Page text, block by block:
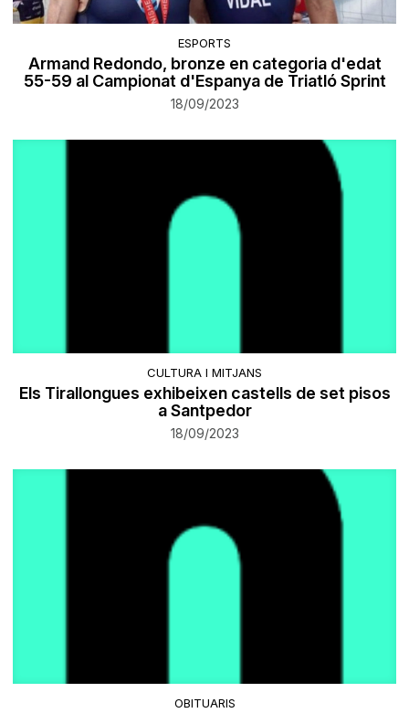
ESPORTS
Armand Redondo, bronze en categoria d'edat
55-59 al Campionat d'Espanya de Triatló Sprint
18/09/2023
CULTURA I MITJANS
Els Tirallongues exhibeixen castells de set pisos
a Santpedor
18/09/2023
OBITUARIS